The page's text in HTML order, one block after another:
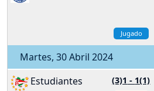
Jugado
Martes, 30 Abril 2024
Estudiantes
(3)1 - 1(1)